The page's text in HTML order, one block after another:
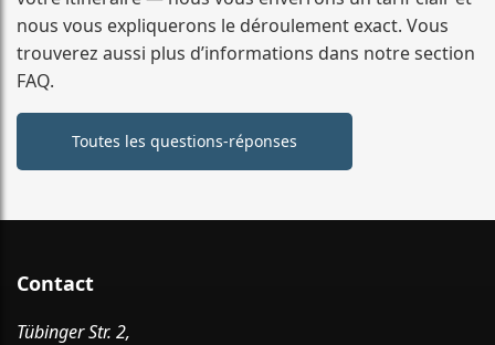
nous vous expliquerons le déroulement exact. Vous
trouverez aussi plus d’informations dans notre section
FAQ.
Toutes les questions-réponses
Contact
Tübinger Str. 2,